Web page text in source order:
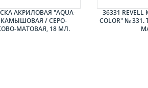
АКРИЛОВАЯ "AQUA-
КАМЫШОВАЯ / СЕРО-
МАТОВАЯ, 18 МЛ.
36331
COLOR" №